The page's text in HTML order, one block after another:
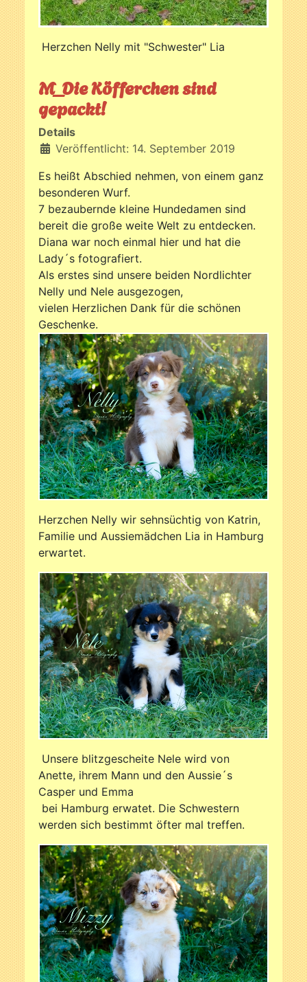
Herzchen Nelly mit "Schwester" Lia
M_Die Köfferchen sind
gepackt!
Details
Veröffentlicht: 14. September 2019
Es heißt Abschied nehmen, von einem ganz
besonderen Wurf.
7 bezaubernde kleine Hundedamen sind
bereit die große weite Welt zu entdecken.
Diana war noch einmal hier und hat die
Lady´s fotografiert.
Als erstes sind unsere beiden Nordlichter
Nelly und Nele ausgezogen,
vielen Herzlichen Dank für die schönen
Geschenke.
Herzchen Nelly wir sehnsüchtig von Katrin,
Familie und Aussiemädchen Lia in Hamburg
erwartet.
Unsere blitzgescheite Nele wird von
Anette, ihrem Mann und den Aussie´s
Casper und Emma
bei Hamburg erwatet. Die Schwestern
werden sich bestimmt öfter mal treffen.